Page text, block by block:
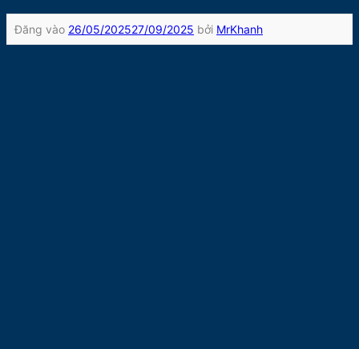
Đăng vào 26/05/202527/09/2025 bởi MrKhanh